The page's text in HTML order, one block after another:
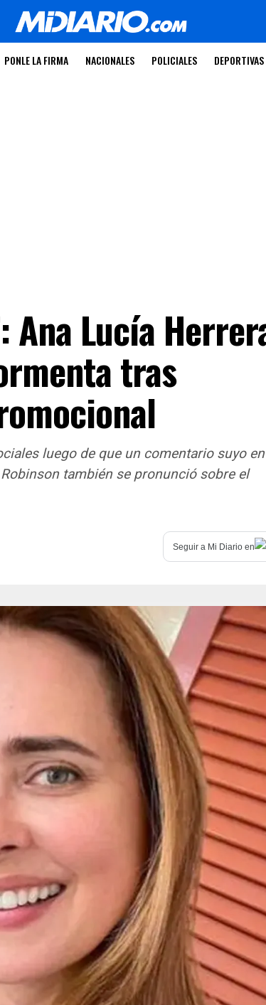
PONLE LA FIRMA NACIONALES POLICIALES DEPORTIVAS
Ana Lucía
tras
luego de que un comentario suyo en
también se pronunció sobre el
Seguir a Mi Diario en